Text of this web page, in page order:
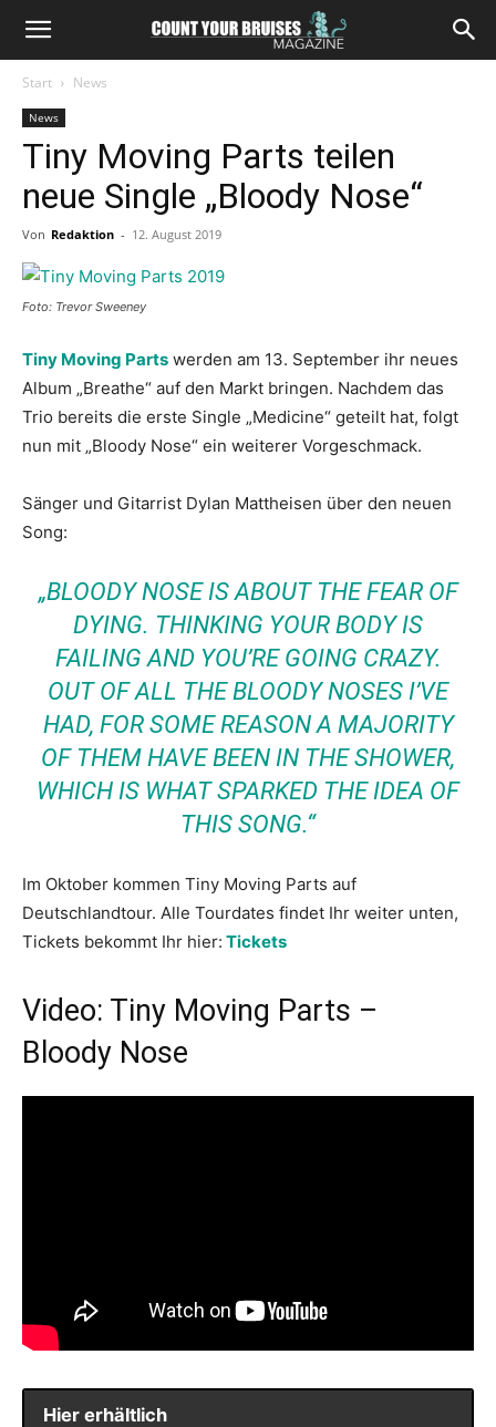
Start News
News
Tiny Moving Parts teilen
neue Single „Bloody Nose“
Von Redaktion - 12. August 2019
Foto: Trevor Sweeney
Tiny Moving Parts werden am 13. September ihr neues
Album „Breathe“ auf den Markt bringen. Nachdem das
Trio bereits die erste Single „Medicine“ geteilt hat, folgt
nun mit „Bloody Nose“ ein weiterer Vorgeschmack.
Sänger und Gitarrist Dylan Mattheisen über den neuen
Song:
„BLOODY NOSE IS ABOUT THE FEAR OF
DYING. THINKING YOUR BODY IS
FAILING AND YOU’RE GOING CRAZY.
OUT OF ALL THE BLOODY NOSES I’VE
HAD, FOR SOME REASON A MAJORITY
OF THEM HAVE BEEN IN THE SHOWER,
WHICH IS WHAT SPARKED THE IDEA OF
THIS SONG.“
Im Oktober kommen Tiny Moving Parts auf
Deutschlandtour. Alle Tourdates findet Ihr weiter unten,
Tickets bekommt Ihr hier: Tickets
Video: Tiny Moving Parts –
Bloody Nose
Hier erhältlich